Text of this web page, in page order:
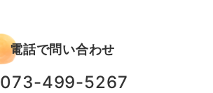
電話で問い合わせ
073-499-5267